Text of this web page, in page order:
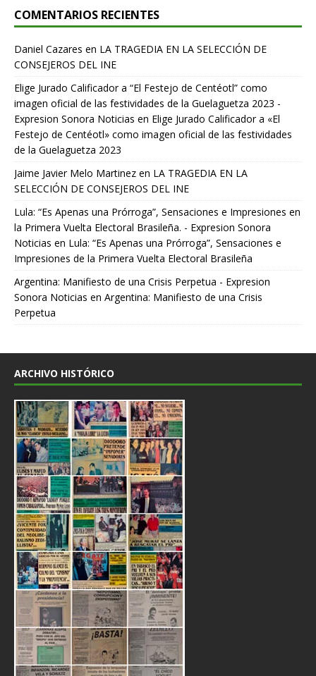
COMENTARIOS RECIENTES
Daniel Cazares en LA TRAGEDIA EN LA SELECCIÓN DE
CONSEJEROS DEL INE
Elige Jurado Calificador a “El Festejo de Centéotl” como
imagen oficial de las festividades de la Guelaguetza 2023 -
Expresion Sonora Noticias en Elige Jurado Calificador a «El
Festejo de Centéotl» como imagen oficial de las festividades
de la Guelaguetza 2023
Jaime Javier Melo Martinez en LA TRAGEDIA EN LA
SELECCIÓN DE CONSEJEROS DEL INE
Lula: “Es Apenas una Prórroga”, Sensaciones e Impresiones en
la Primera Vuelta Electoral Brasileña. - Expresion Sonora
Noticias en Lula: “Es Apenas una Prórroga”, Sensaciones e
Impresiones de la Primera Vuelta Electoral Brasileña
Argentina: Manifiesto de una Crisis Perpetua - Expresion
Sonora Noticias en Argentina: Manifiesto de una Crisis
Perpetua
ARCHIVO HISTÓRICO